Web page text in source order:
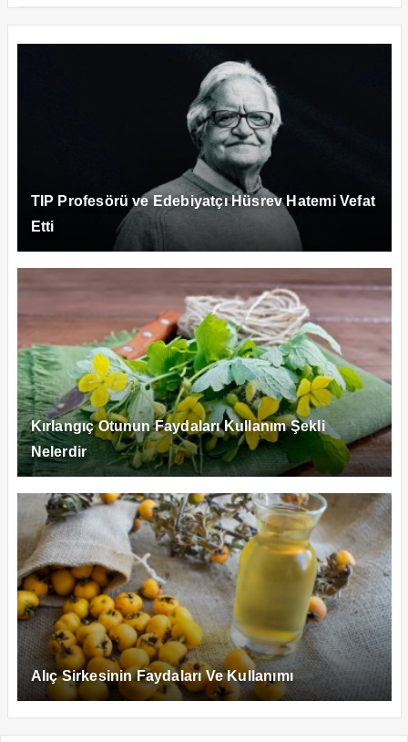
TIP Profesörü ve Edebiyatçı Hüsrev Hatemi Vefat
Etti
Kırlangıç Otunun Faydaları Kullanım Şekli
Nelerdir
Alıç Sirkesinin Faydaları Ve Kullanımı